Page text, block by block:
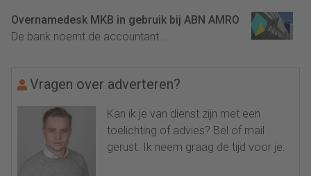
Overnamedesk MKB in gebruik bij ABN AMRO
De bank noemt de accountant...
Vragen over adverteren?
Kan ik je van dienst zijn met een
toelichting of advies? Bel of mail
gerust. Ik neem graag de tijd voor je.